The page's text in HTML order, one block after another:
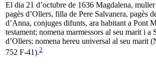
El dia 21 d’octubre de 1636 Magdalena,
pagès d’Ollers, filla de Pere Salvanera, pagès
d’Anna, conjuges difunts, ara habitant a Pont
testament; nomena marmessors al seu marit i a
d’Ollers; nomena hereu universal al seu marit
752 F-41).2